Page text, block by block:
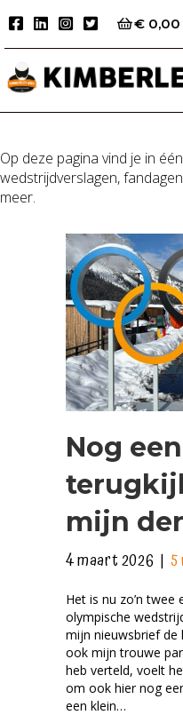
€ 0,00
Op deze pagina vind je in
wedstrijdverslagen,
meer.
Nog
mijn
4 maart 2026 |
Het is nu zo’n twee
olympische
mijn nieuwsbrief de
ook mijn trouwe
heb verteld, voelt
om ook hier nog
een klein…